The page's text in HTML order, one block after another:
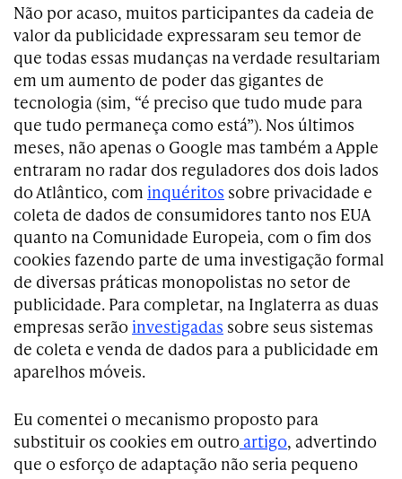
Não por acaso, muitos participantes da cadeia de
valor da publicidade expressaram seu temor de
que todas essas mudanças na verdade resultariam
em um aumento de poder das gigantes de
tecnologia (sim, “é preciso que tudo mude para
que tudo permaneça como está”). Nos últimos
meses, não apenas o Google mas também a Apple
entraram no radar dos reguladores dos dois lados
do Atlântico, com inquéritos sobre privacidade e
coleta de dados de consumidores tanto nos EUA
quanto na Comunidade Europeia, com o fim dos
cookies fazendo parte de uma investigação formal
de diversas práticas monopolistas no setor de
publicidade. Para completar, na Inglaterra as duas
empresas serão investigadas sobre seus sistemas
de coleta e venda de dados para a publicidade em
aparelhos móveis.
Eu comentei o mecanismo proposto para
substituir os cookies em outro artigo, advertindo
que o esforço de adaptação não seria pequeno